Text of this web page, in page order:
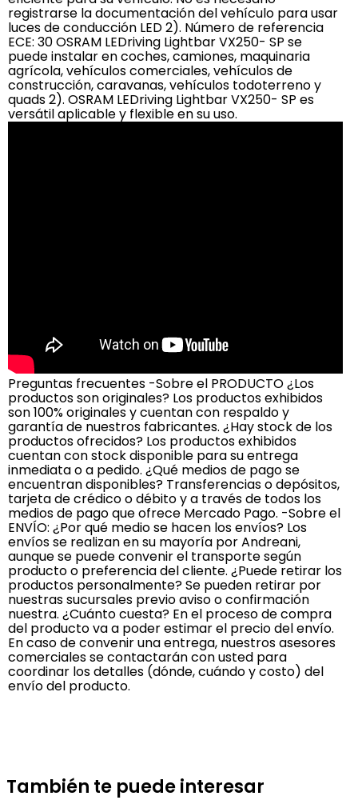
registrarse la documentación del vehículo para usar
luces de conducción LED 2). Número de referencia
ECE: 30 OSRAM LEDriving Lightbar VX250- SP se
puede instalar en coches, camiones, maquinaria
agrícola, vehículos comerciales, vehículos de
construcción, caravanas, vehículos todoterreno y
quads 2). OSRAM LEDriving Lightbar VX250- SP es
versátil aplicable y flexible en su uso.
Preguntas frecuentes -Sobre el PRODUCTO ¿Los
productos son originales? Los productos exhibidos
son 100% originales y cuentan con respaldo y
garantía de nuestros fabricantes. ¿Hay stock de los
productos ofrecidos? Los productos exhibidos
cuentan con stock disponible para su entrega
inmediata o a pedido. ¿Qué medios de pago se
encuentran disponibles? Transferencias o depósitos,
tarjeta de crédico o débito y a través de todos los
medios de pago que ofrece Mercado Pago. -Sobre el
ENVÍO: ¿Por qué medio se hacen los envíos? Los
envíos se realizan en su mayoría por Andreani,
aunque se puede convenir el transporte según
producto o preferencia del cliente. ¿Puede retirar los
productos personalmente? Se pueden retirar por
nuestras sucursales previo aviso o confirmación
nuestra. ¿Cuánto cuesta? En el proceso de compra
del producto va a poder estimar el precio del envío.
En caso de convenir una entrega, nuestros asesores
comerciales se contactarán con usted para
coordinar los detalles (dónde, cuándo y costo) del
envío del producto.
También te puede interesar